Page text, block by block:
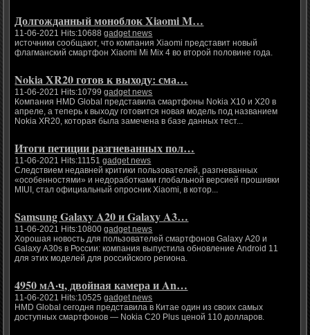
Долгожданный моноблок Xiaomi M…
11-06-2021 Hits:10688gadget news
источники сообщают, что компания Xiaomi представит новый
флагманский смартфон Xiaomi Mi Mix 4 во второй половине года.
Nokia XR20 готов к выходу: сма…
11-06-2021 Hits:10799gadget news
Компания HMD Global представила смартфоны Nokia X10 и X20 в
апреле, а теперь к выходу готовится новая модель под названием
Nokia XR20, которая была замечена в базе данных тест...
Итоги петиции разгневанных пол…
11-06-2021 Hits:11151gadget news
Следствием недавней критики пользователей, разгневанных
«особенностями» и недоработками глобальной версией прошивки
MIUI, стал официальный опросник Xiaomi, в котор...
Samsung Galaxy A20 и Galaxy A3…
11-06-2021 Hits:10800gadget news
Хорошая новость для пользователей смартфонов Galaxy A20 и
Galaxy A30s в России: компания выпустила обновление Android 11
для этих моделей для российского региона.
4950 мА·ч, двойная камера и An…
11-06-2021 Hits:10525gadget news
HMD Global сегодня представила в Китае один из своих самых
доступных смартфонов — Nokia C20 Plus ценой 110 долларов.